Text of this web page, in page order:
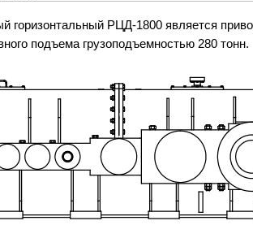
горизонтальный РЦД-1800 является
подъема грузоподъемностью 280 тонн.